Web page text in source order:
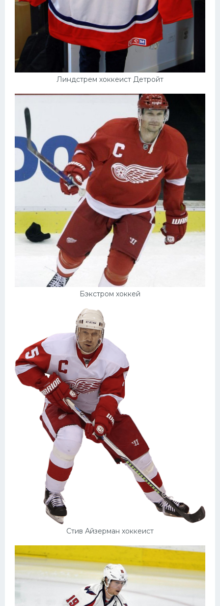
Линдстрем хоккеист Детройт
Бэкстром хоккей
Стив Айзерман хоккеист